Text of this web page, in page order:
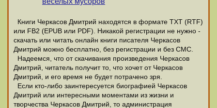
Книги Черкасов Дмитрий находятся в формате ТХТ (RTF)
или FB2 (EPUB или PDF). Никакой регистрации не нужно -
скачать или читать онлайн книги писателя Черкасов
Дмитрий можно бесплатно, без регистрации и без СМС.
Надеемся, что от скачивания произведения Черкасов
Дмитрий, читатель получит то, что хочет от Черкасов
Дмитрий, и его время не будет потрачено зря.
Если кто-либо заинтересуется биографией Черкасов
Дмитрий или интересными моментами из жизни и
творчества Черкасов Дмитрий, то администрация